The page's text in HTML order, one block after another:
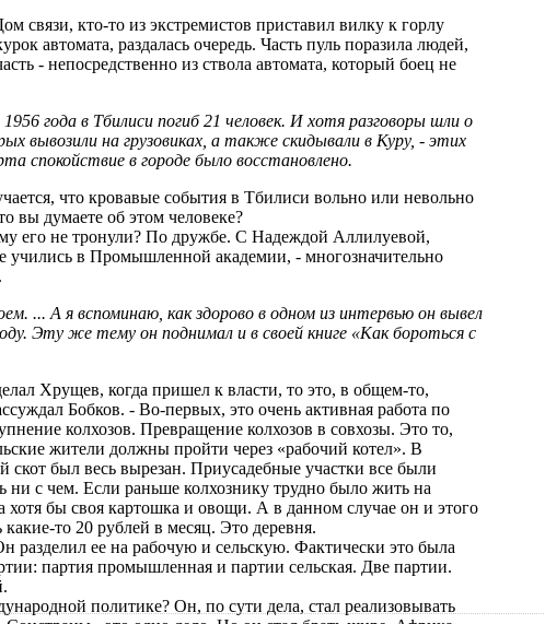
связи, кто-то из экстремистов приставил вилку к горлу
автомата, раздалась очередь. Часть пуль поразила людей,
- непосредственно из ствола автомата, который боец не
года в Тбилиси погиб 21 человек. И хотя разговоры шли о
вывозили на грузовиках, а также скидывали в Куру, - этих
спокойствие в городе было восстановлено.
что кровавые события в Тбилиси вольно или невольно
вы думаете об этом человеке?
его не тронули? По дружбе. С Надеждой Аллилуевой,
учились в Промышленной академии, - многозначительно
... А я вспоминаю, как здорово в одном из интервью он вывел
Эту же тему он поднимал и в своей книге «Как бороться с
Хрущев, когда пришел к власти, то это, в общем-то,
Бобков. - Во-первых, это очень активная работа по
колхозов. Превращение колхозов в совхозы. Это то,
жители должны пройти через «рабочий котел». В
скот был весь вырезан. Приусадебные участки все были
ни с чем. Если раньше колхознику трудно было жить на
хотя бы своя картошка и овощи. А в данном случае он и этого
то 20 рублей в месяц. Это деревня.
разделил ее на рабочую и сельскую. Фактически это была
партия промышленная и партии сельская. Две партии.
политике? Он, по сути дела, стал реализовывать